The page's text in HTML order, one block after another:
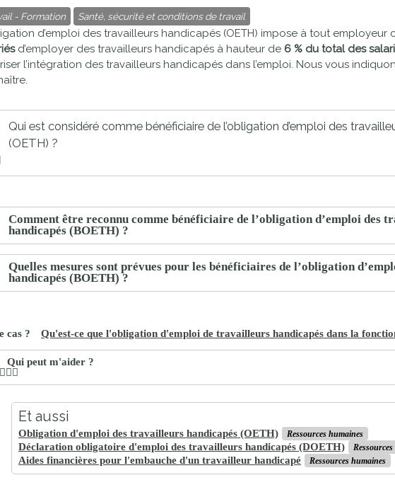
enfance
Etablissements
Le SSIAD
des Trois
Sélection
d'activité
Cour et
Buis
découvrir
s'amuser
- Formation Santé, sécurité et conditions de travail
d’emploi des travailleurs handicapés (OETH) impose à tout employeur
d’employer des travailleurs handicapés à hauteur de 6 % du total des
l’intégration des travailleurs handicapés dans l’emploi. Nous vous
Qui est considéré comme bénéficiaire de l’obligation d’emploi des
(OETH) ?
Comment être reconnu comme bénéficiaire de l’obligation d’emploi des
handicapés (BOETH) ?
Quelles mesures sont prévues pour les bénéficiaires de l’obligation
handicapés (BOETH) ?
Qu'est-ce que l'obligation d'emploi de travailleurs handicapés dans la
Qui peut m'aider ?
Et aussi
Obligation d'emploi des travailleurs handicapés (OETH) Ressources humaines
Déclaration obligatoire d'emploi des travailleurs handicapés (DOETH)
Aides financières pour l'embauche d'un travailleur handicapé Ressources humaines